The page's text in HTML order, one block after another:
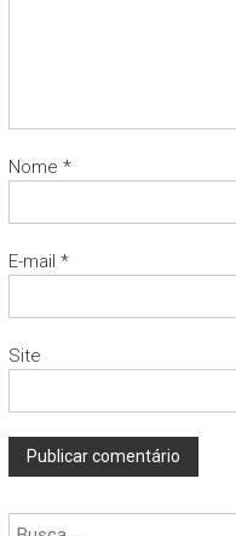
Nome *
E-mail *
Site